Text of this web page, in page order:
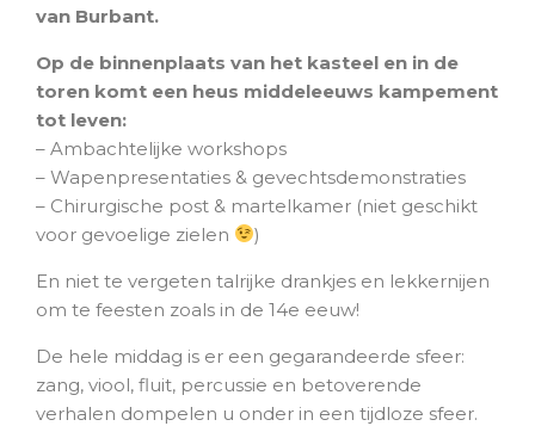
van Burbant.
Op de binnenplaats van het kasteel en in de
toren komt een heus middeleeuws kampement
tot leven:
– Ambachtelijke workshops
– Wapenpresentaties & gevechtsdemonstraties
– Chirurgische post & martelkamer (niet geschikt
voor gevoelige zielen
)
En niet te vergeten talrijke drankjes en lekkernijen
om te feesten zoals in de 14e eeuw!
De hele middag is er een gegarandeerde sfeer:
zang, viool, fluit, percussie en betoverende
verhalen dompelen u onder in een tijdloze sfeer.